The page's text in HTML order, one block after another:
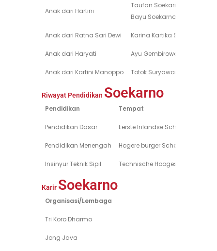
Anak dari Hartini
Taufan Soekarnoputra,
Bayu Soekarnoputra
Anak dari Ratna Sari Dewi Karina Kartika Sari Dewi
Anak dari Haryati Ayu Gembirowati
Anak dari Kartini Manoppo Totok Suryawan
Riwayat Pendidikan Soekarno
Pendidikan Tempat
Pendidikan Dasar Eerste Inlandse School
Pendidikan Menengah Hogere burger School
Insinyur Teknik Sipil Technische Hoogeschool te
Karir Soekarno
Organisasi/Lembaga
Tri Koro Dharmo
Jong Java